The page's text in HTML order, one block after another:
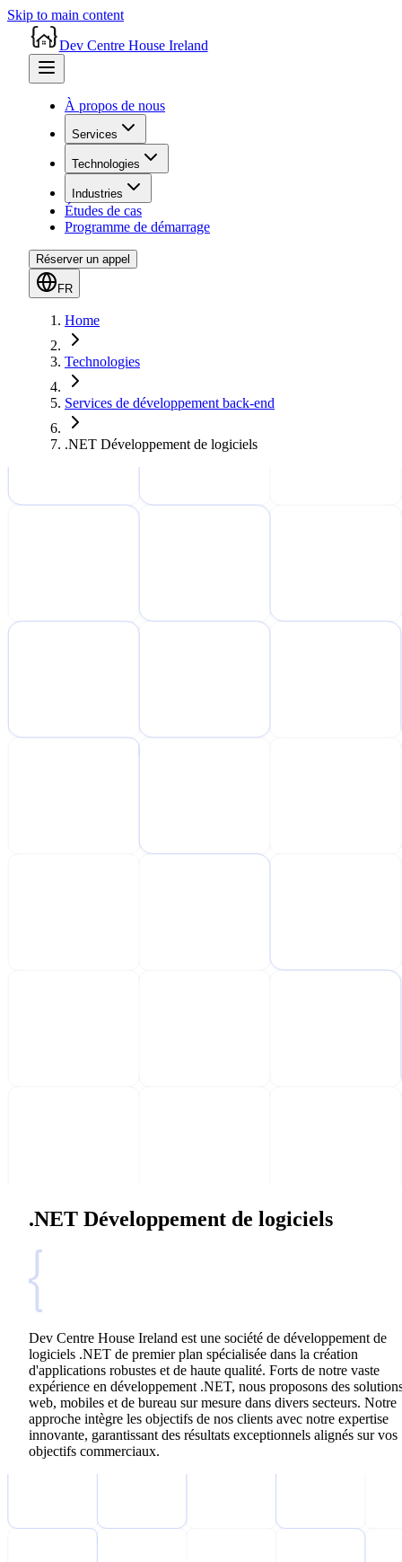
Skip to main content
Dev Centre House Ireland
À propos de nous
Services
Technologies
Industries
Études de cas
Programme de démarrage
Réserver un appel
FR
Home
Technologies
Services de développement back-end
.NET Développement de logiciels
.NET Développement de logiciels
Dev Centre House Ireland est une société de développement de
logiciels .NET de premier plan spécialisée dans la création
d'applications robustes et de haute qualité. Forts de notre vaste
expérience en développement .NET, nous proposons des
web, mobiles et de bureau sur mesure dans divers secteurs. Notre
approche intègre les objectifs de nos clients avec notre expertise
innovante, garantissant des résultats exceptionnels alignés sur vos
objectifs commerciaux.